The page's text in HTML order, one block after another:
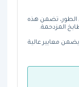
أحادي الطور، تضمن هذه
المزدحمة.
معايير عالية